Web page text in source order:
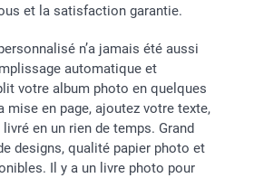
et la satisfaction garantie.
n’a jamais été aussi
automatique et
votre album photo en quelques
mise en page, ajoutez votre texte,
en un rien de temps. Grand
designs, qualité papier photo et
Il y a un livre photo pour